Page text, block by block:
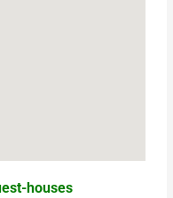
houses